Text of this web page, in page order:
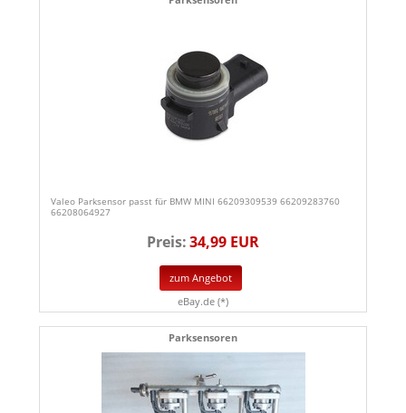
Valeo Parksensor passt für BMW MINI 66209309539 66209283760
66208064927
Preis:34,99 EUR
zum Angebot
eBay.de (*)
Parksensoren